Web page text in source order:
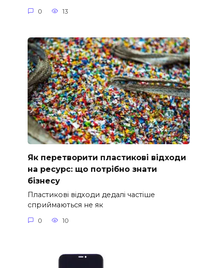
0 13
Як перетворити пластикові відходи
на ресурс: що потрібно знати
бізнесу
Пластикові відходи дедалі частіше
сприймаються не як
0 10